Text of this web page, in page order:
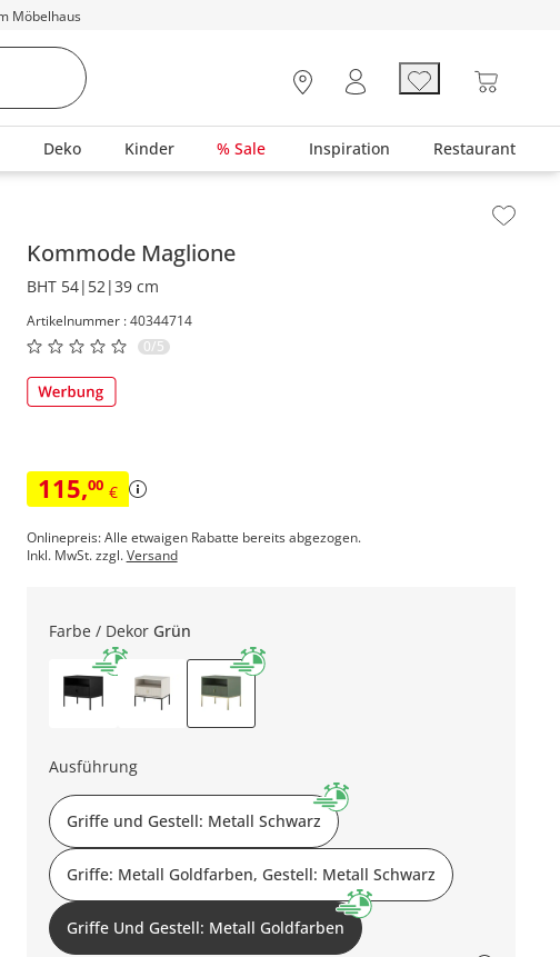
Möbelhaus
Deko Kinder % Sale Inspiration Restaurant
Kommode Maglione
BHT 54|52|39 cm
Artikelnummer : 40344714
0/5
115,00 €
Onlinepreis: Alle etwaigen Rabatte bereits abgezogen.
Inkl. MwSt. zzgl.Versand
Farbe / Dekor Grün
Ausführung
Griffe und Gestell: Metall Schwarz
Griffe: Metall Goldfarben, Gestell: Metall Schwarz
Griffe Und Gestell: Metall Goldfarben